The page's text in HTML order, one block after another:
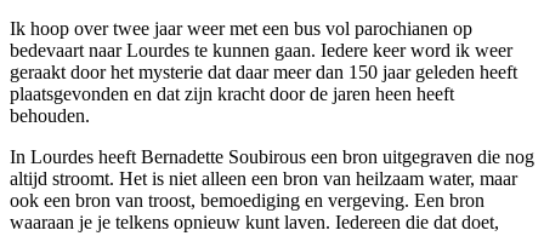
Ik hoop over twee jaar weer met een bus vol parochianen op
bedevaart naar Lourdes te kunnen gaan. Iedere keer word ik weer
geraakt door het mysterie dat daar meer dan 150 jaar geleden heeft
plaatsgevonden en dat zijn kracht door de jaren heen heeft
behouden.
In Lourdes heeft Bernadette Soubirous een bron uitgegraven die nog
altijd stroomt. Het is niet alleen een bron van heilzaam water, maar
ook een bron van troost, bemoediging en vergeving. Een bron
waaraan je je telkens opnieuw kunt laven. Iedereen die dat doet,